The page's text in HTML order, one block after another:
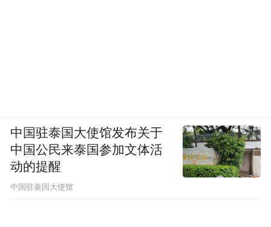
中国驻泰国大使馆发布关于
中国公民来泰国参加文体活
动的提醒
中国驻泰国大使馆